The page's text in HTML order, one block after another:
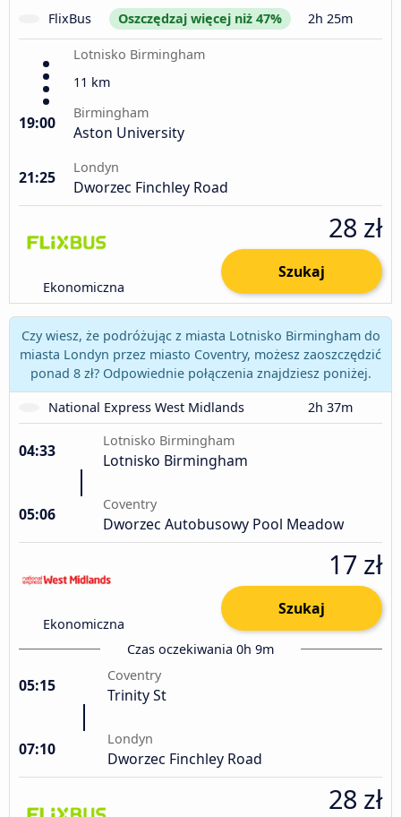
FlixBus Oszczędzaj więcej niż 47% 2h 25m
Lotnisko Birmingham
11 km
19:00
Birmingham
Aston University
21:25
Londyn
Dworzec Finchley Road
Ekonomiczna
28 zł
Szukaj
Czy wiesz, że podróżując z miasta Lotnisko Birmingham do
miasta Londyn przez miasto Coventry, możesz zaoszczędzić
ponad 8 zł? Odpowiednie połączenia znajdziesz poniżej.
National Express West Midlands
2h 37m
04:33
Lotnisko Birmingham
Lotnisko Birmingham
05:06
Coventry
Dworzec Autobusowy Pool Meadow
Ekonomiczna
17 zł
Szukaj
Czas oczekiwania 0h 9m
05:15
Coventry
Trinity St
07:10
Londyn
Dworzec Finchley Road
28 zł